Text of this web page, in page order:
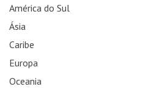
América do Sul
Ásia
Caribe
Europa
Oceania